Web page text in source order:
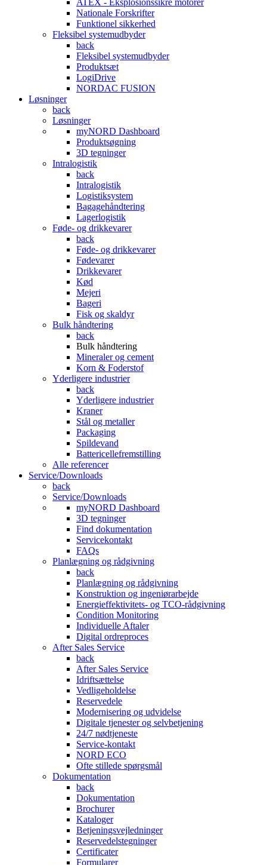
ATEX - Eksplosionssikre motorer
Nationale Forskrifter
Funktionel sikkerhed
Fleksibel systemudbyder
back
Fleksibel systemudbyder
Produktsæt
LogiDrive
NORDAC FUSION
Løsninger
back
Løsninger
myNORD Dashboard
Produktsøgning
3D tegninger
Intralogistik
back
Intralogistik
Logistiksystem
Bagagehåndtering
Lagerlogistik
Føde- og drikkevarer
back
Føde- og drikkevarer
Fødevarer
Drikkevarer
Kød
Mejeri
Bageri
Fisk og skaldyr
Bulk håndtering
back
Bulk håndtering
Mineraler og cement
Korn & Foderstof
Yderligere industrier
back
Yderligere industrier
Kraner
Stål og metaller
Packaging
Spildevand
Battericellefremstilling
Alle referencer
Service/Downloads
back
Service/Downloads
myNORD Dashboard
3D tegninger
Find dokumentation
Servicekontakt
FAQs
Planlægning og rådgivning
back
Planlægning og rådgivning
Konstruktion og ingeniørarbejde
Energieffektivitets- og TCO-rådgivning
Condition Monitoring
Individuelle Aftaler
Digital ordreproces
After Sales Service
back
After Sales Service
Idriftsættelse
Vedligeholdelse
Reservedele
Modernisering og udvidelse
Digitale tjenester og selvbetjening
24/7 nødtjeneste
Service-kontakt
NORD ECO
Ofte stillede spørgsmål
Dokumentation
back
Dokumentation
Brochurer
Kataloger
Betjeningsvejledninger
Reservedelstegninger
Certificater
Formularer